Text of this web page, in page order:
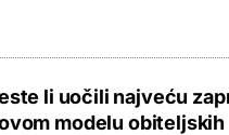
li uočili najveću
modelu obiteljskih